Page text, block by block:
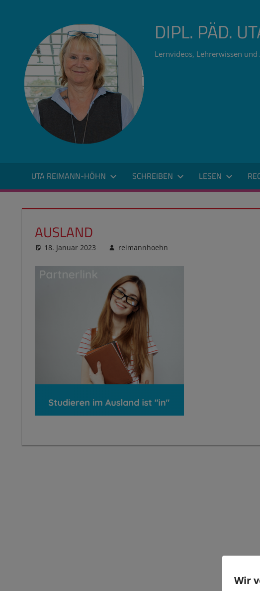
DIPL. PÄD.
Lernvideos, Lehrerwissen
UTA REIMANN-HÖHN SCHREIBEN LESEN
AUSLAND
18. Januar 2023 reimannhoehn
Wir